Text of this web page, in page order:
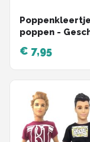
€ 7,95